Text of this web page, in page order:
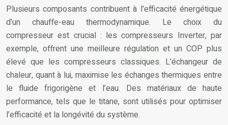
Plusieurs composants contribuent à l’efficacité énergétique
d’un chauffe-eau thermodynamique. Le choix du
compresseur est crucial : les compresseurs Inverter, par
exemple, offrent une meilleure régulation et un COP plus
élevé que les compresseurs classiques. L’échangeur de
chaleur, quant à lui, maximise les échanges thermiques entre
le fluide frigorigène et l’eau. Des matériaux de haute
performance, tels que le titane, sont utilisés pour optimiser
l’efficacité et la longévité du système.